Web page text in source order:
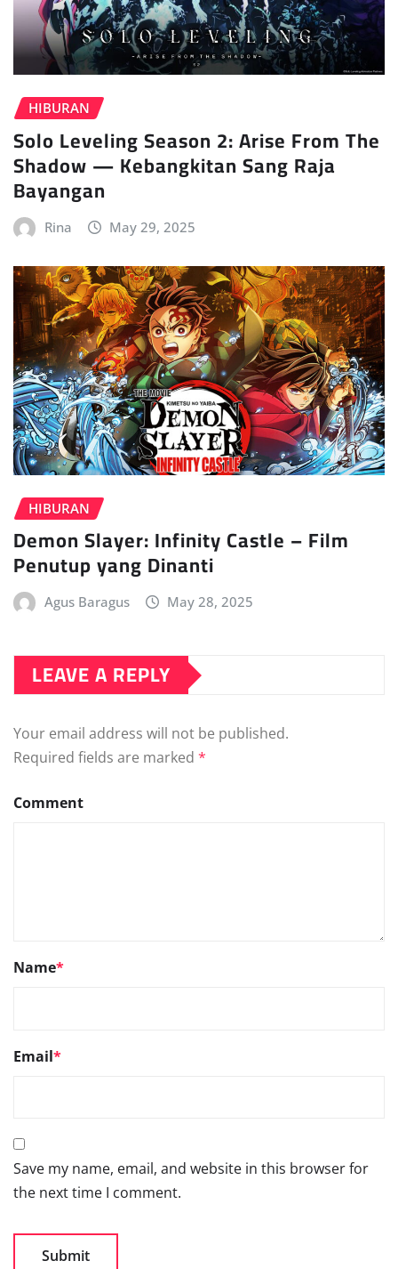
HIBURAN
Solo Leveling Season 2: Arise From The
Shadow — Kebangkitan Sang Raja
Bayangan
Rina May 29, 2025
HIBURAN
Demon Slayer: Infinity Castle – Film
Penutup yang Dinanti
Agus Baragus May 28, 2025
LEAVE A REPLY
Your email address will not be published.
Required fields are marked *
Comment
Name*
Email*
Save my name, email, and website in this browser for
the next time I comment.